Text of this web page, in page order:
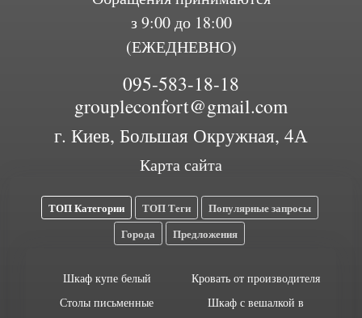
з 9:00 до 18:00
(ЕЖЕДНЕВНО)
095-583-18-18
groupleconfort@gmail.com
г. Киев, Большая Окружная, 4А
Карта сайта
ТОП Категории ТОП Теги
Популярные запросы
Города
Предложения
Шкаф купе белый
Столы письменные
Кровать от производителя
Шкаф с вешалкой в